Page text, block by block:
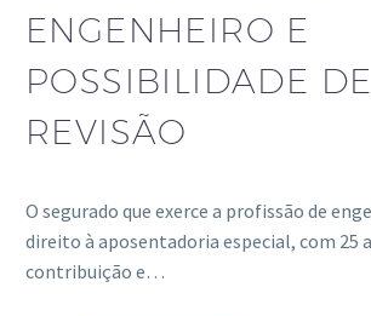
ENGENHEIRO E
POSSIBILIDADE DE
REVISÃO
O segurado que exerce a profissão de
direito à aposentadoria especial, com 25
contribuição e…